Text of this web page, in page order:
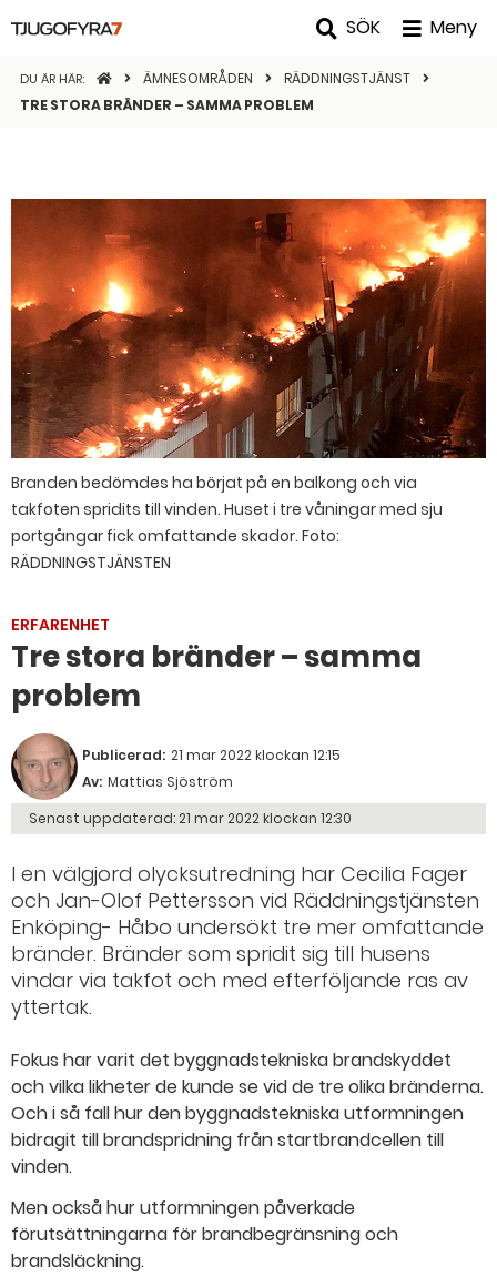
SÖK Meny
DU ÄR HÄR: STARTSIDANÄMNESOMRÅDEN
RÄDDNINGSTJÄNST
TRE STORA BRÄNDER – SAMMA PROBLEM
Branden bedömdes ha börjat på en balkong och via
takfoten spridits till vinden. Huset i tre våningar med sju
portgångar fick omfattande skador. Foto:
RÄDDNINGSTJÄNSTEN
ERFARENHET
Tre stora bränder – samma
problem
Publicerad: 21 mar 2022 klockan 12:15
Av: Mattias Sjöström
Senast uppdaterad:21 mar 2022 klockan 12:30
I en välgjord olycksutredning har Cecilia Fager
och Jan-Olof Pettersson vid Räddningstjänsten
Enköping- Håbo undersökt tre mer omfattande
bränder. Bränder som spridit sig till husens
vindar via takfot och med efterföljande ras av
yttertak.
Fokus har varit det byggnadstekniska brandskyddet
och vilka likheter de kunde se vid de tre olika bränderna.
Och i så fall hur den byggnadstekniska utformningen
bidragit till brandspridning från startbrandcellen till
vinden.
Men också hur utformningen påverkade
förutsättningarna för brandbegränsning och
brandsläckning.